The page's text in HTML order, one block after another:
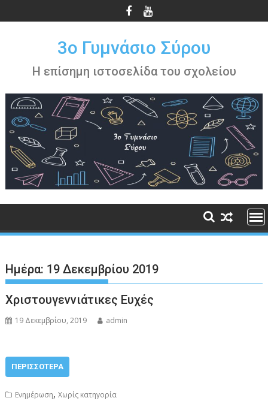
στο
3ο Γυμνάσιο Σύρου
Η επίσημη ιστοσελίδα του σχολείου
Ημέρα: 19 Δεκεμβρίου 2019
Χριστουγεννιάτικες Ευχές
19 Δεκεμβρίου, 2019 admin
ΠΕΡΙΣΣΌΤΕΡΑ
Ενημέρωση,Χωρίς κατηγορία